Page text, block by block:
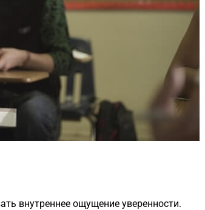
внутреннее ощущение уверенности.